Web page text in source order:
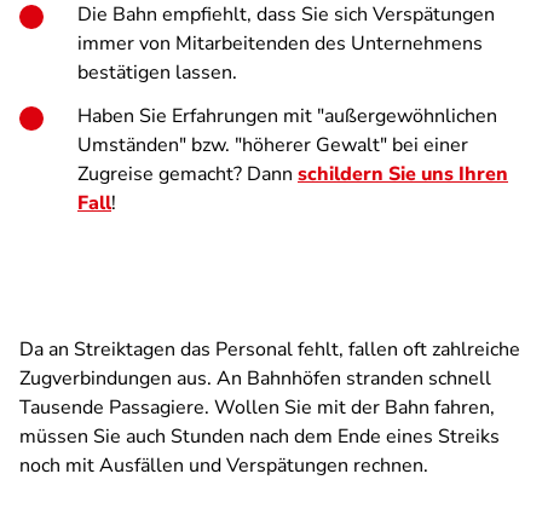
Die Bahn empfiehlt, dass Sie sich Verspätungen
immer von Mitarbeitenden des Unternehmens
bestätigen lassen.
Haben Sie Erfahrungen mit "außergewöhnlichen
Umständen" bzw. "höherer Gewalt" bei einer
Zugreise gemacht? Dann schildern Sie uns Ihren
Fall!
Da an Streiktagen das Personal fehlt, fallen oft zahlreiche
Zugverbindungen aus. An Bahnhöfen stranden schnell
Tausende Passagiere. Wollen Sie mit der Bahn fahren,
müssen Sie auch Stunden nach dem Ende eines Streiks
noch mit Ausfällen und Verspätungen rechnen.